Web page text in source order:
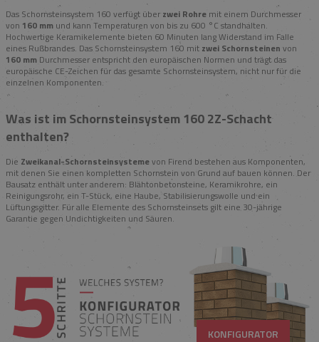
Das Schornsteinsystem 160 verfügt über zwei Rohre mit einem Durchmesser
von 160 mm und kann Temperaturen von bis zu 600 °C standhalten.
Hochwertige Keramikelemente bieten 60 Minuten lang Widerstand im Falle
eines Rußbrandes. Das Schornsteinsystem 160 mit zwei Schornsteinen von
160 mm Durchmesser entspricht den europäischen Normen und trägt das
europäische CE-Zeichen für das gesamte Schornsteinsystem, nicht nur für die
einzelnen Komponenten.
Was ist im Schornsteinsystem 160 2Z-Schacht
enthalten?
Die Zweikanal-Schornsteinsystemevon Firend bestehen aus Komponenten,
mit denen Sie einen kompletten Schornstein von Grund auf bauen können. Der
Bausatz enthält unter anderem: Blähtonbetonsteine, Keramikrohre, ein
Reinigungsrohr, ein T-Stück, eine Haube, Stabilisierungswolle und ein
Lüftungsgitter. Für alle Elemente des Schornsteinsets gilt eine 30-jährige
Garantie gegen Undichtigkeiten und Säuren.
KONFIGURATOR